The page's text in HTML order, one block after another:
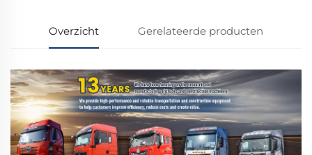
Overzicht Gerelateerde producten